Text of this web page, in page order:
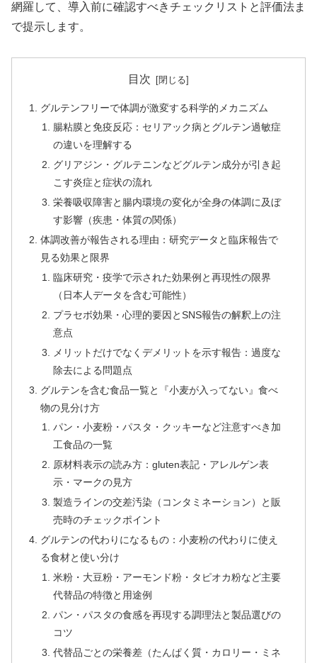
網羅して、導入前に確認すべきチェックリストと評価法ま
で提示します。
目次
グルテンフリーで体調が激変する科学的メカニズム
腸粘膜と免疫反応：セリアック病とグルテン過敏症
の違いを理解する
グリアジン・グルテニンなどグルテン成分が引き起
こす炎症と症状の流れ
栄養吸収障害と腸内環境の変化が全身の体調に及ぼ
す影響（疾患・体質の関係）
体調改善が報告される理由：研究データと臨床報告で
見る効果と限界
臨床研究・疫学で示された効果例と再現性の限界
（日本人データを含む可能性）
プラセボ効果・心理的要因とSNS報告の解釈上の注
意点
メリットだけでなくデメリットを示す報告：過度な
除去による問題点
グルテンを含む食品一覧と『小麦が入ってない』食べ
物の見分け方
パン・小麦粉・パスタ・クッキーなど注意すべき加
工食品の一覧
原材料表示の読み方：gluten表記・アレルゲン表
示・マークの見方
製造ラインの交差汚染（コンタミネーション）と販
売時のチェックポイント
グルテンの代わりになるもの：小麦粉の代わりに使え
る食材と使い分け
米粉・大豆粉・アーモンド粉・タピオカ粉など主要
代替品の特徴と用途例
パン・パスタの食感を再現する調理法と製品選びの
コツ
代替品ごとの栄養差（たんぱく質・カロリー・ミネ